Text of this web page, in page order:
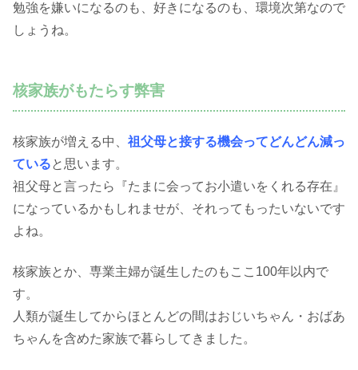
勉強を嫌いになるのも、好きになるのも、環境次第なので
しょうね。
核家族がもたらす弊害
核家族が増える中、 祖父母と接する機会ってどんどん減っ
ていると思います。
祖父母と言ったら『たまに会ってお小遣いをくれる存在』
になっているかもしれませが、それってもったいないです
よね。
核家族とか、専業主婦が誕生したのもここ100年以内で
す。
人類が誕生してからほとんどの間はおじいちゃん・おばあ
ちゃんを含めた家族で暮らしてきました。